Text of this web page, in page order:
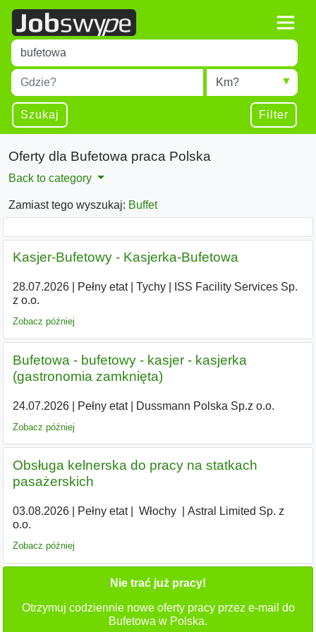
Title
Type 1 or more characters for results.
Miejscowość
Type 1 or more characters for results.
Radius
Szukaj Filter
Oferty dla Bufetowa praca Polska
Back to category
Zamiast tego wyszukaj: Buffet
Kasjer-Bufetowy - Kasjerka-Bufetowa
28.07.2026| Pełny etat| Tychy|
ISS Facility Services Sp.
z o.o.
Zobacz później
Bufetowa - bufetowy - kasjer - kasjerka
(gastronomia zamknięta)
24.07.2026| Pełny etat| Dussmann Polska Sp.z o.o.
Zobacz później
Obsługa kelnerska do pracy na statkach
pasażerskich
03.08.2026| Pełny etat| Włochy
Astral Limited Sp. z
o.o.
Zobacz później
Nie trać już pracy!
Otrzymuj codziennie nowe oferty pracy przez e-mail do
Bufetowa w Polska.